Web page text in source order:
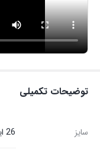
توضیحات تکمیلی
سایز 26 اینچ